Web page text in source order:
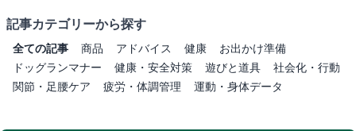
記事カテゴリーから探す
全ての記事 商品 アドバイス 健康
お出かけ準備
ドッグランマナー
健康・安全対策 遊びと道具
社会化・行動
関節・足腰ケア
疲労・体調管理 運動・身体データ